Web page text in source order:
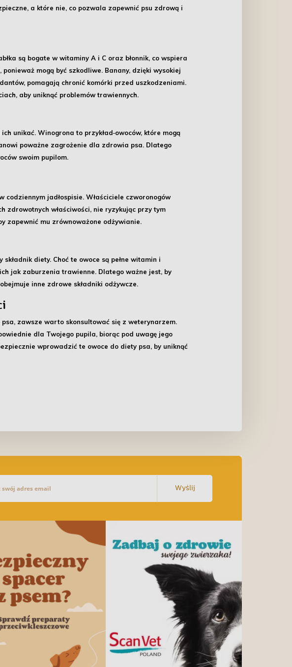
a które nie, co pozwala zapewnić psu zdrową i
są bogate w witaminy A i C oraz błonnik, co wspiera
mogą być szkodliwe. Banany, dzięki wysokiej
pomagają chronić komórki przed uszkodzeniami.
aby uniknąć problemów trawiennych.
unikać. Winogrona to przykład owoców, które mogą
poważne zagrożenie dla zdrowia psa. Dlatego
swoim pupilom.
codziennym jadłospisie. Właściciele czworonogów
zdrowotnych właściwości, nie ryzykując przy tym
zapewnić mu zrównoważone odżywianie.
składnik diety. Choć te owoce są pełne witamin i
jak zaburzenia trawienne. Dlatego ważne jest, by
inne zdrowe składniki odżywcze.
zawsze warto skonsultować się z weterynarzem.
dla Twojego pupila, biorąc pod uwagę jego
wprowadzić te owoce do diety psa, by uniknąć
Wyślij